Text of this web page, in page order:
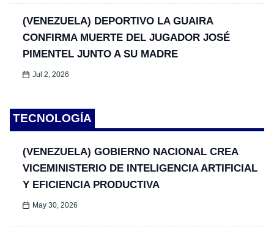
(VENEZUELA) DEPORTIVO LA GUAIRA
CONFIRMA MUERTE DEL JUGADOR JOSÉ
PIMENTEL JUNTO A SU MADRE
Jul 2, 2026
TECNOLOGÍA
(VENEZUELA) GOBIERNO NACIONAL CREA
VICEMINISTERIO DE INTELIGENCIA ARTIFICIAL
Y EFICIENCIA PRODUCTIVA
May 30, 2026